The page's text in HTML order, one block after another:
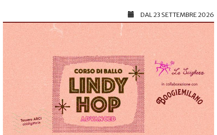
DAL23 SETTEMBRE 2026